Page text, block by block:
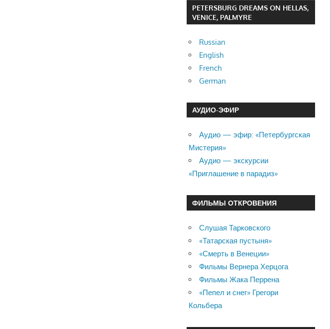
PETERSBURG DREAMS ON HELLAS,
VENICE, PALMYRE
Russian
English
French
German
АУДИО-ЭФИР
Аудио — эфир: «Петербургская
Мистерия»
Аудио — экскурсии
«Приглашение в парадиз»
ФИЛЬМЫ ОТКРОВЕНИЯ
Слушая Тарковского
«Татарская пустыня»
«Смерть в Венеции»
Фильмы Вернера Херцога
Фильмы Жака Перрена
«Пепел и снег» Грегори
Кольбера